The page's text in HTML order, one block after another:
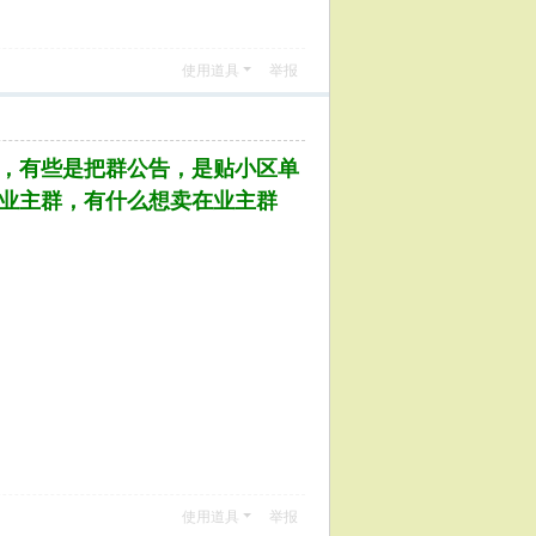
使用道具 举报
有些是把群公告，是贴小区单
主群，有什么想卖在业主群
使用道具 举报